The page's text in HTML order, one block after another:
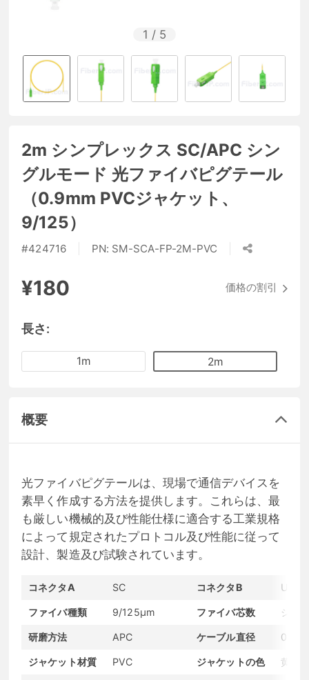
1 / 5
2m シンプレックス SC/APC シン
グルモード 光ファイバピグテール
（0.9mm PVCジャケット、
9/125）
#424716 PN: SM-SCA-FP-2M-PVC
¥180 価格の割引
長さ:
1m 2m
概要
光ファイバピグテールは、現場で通信デバイスを
素早く作成する方法を提供します。これらは、最
も厳しい機械的及び性能仕様に適合する工業規格
によって規定されたプロトコル及び性能に従って
設計、製造及び試験されています。
コネクタA SC コネクタB
ファイバ種類 9/125μm ファイバ芯数 シン
研磨方法 APC ケーブル直径
ジャケット材質 PVC ジャケットの色 黄色